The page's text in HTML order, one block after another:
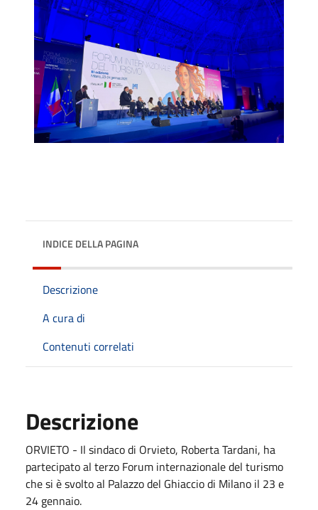
INDICE DELLA PAGINA
Descrizione
A cura di
Contenuti correlati
Descrizione
ORVIETO - Il sindaco di Orvieto, Roberta Tardani, ha
partecipato al terzo Forum internazionale del turismo
che si è svolto al Palazzo del Ghiaccio di Milano il 23 e
24 gennaio.